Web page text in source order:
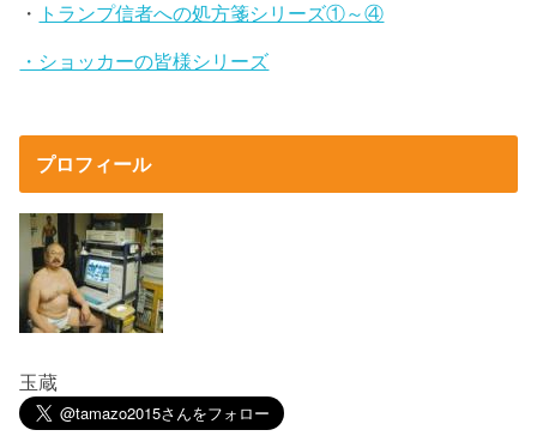
・ トランプ信者への処方箋シリーズ①～④
・ショッカーの皆様シリーズ
プロフィール
玉蔵